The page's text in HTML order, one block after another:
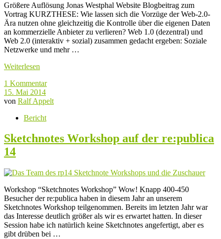
Größere Auflösung Jonas Westphal Website Blogbeitrag zum
Vortrag KURZTHESE: Wie lassen sich die Vorzüge der Web-2.0-
Ära nutzen ohne gleichzeitig die Kontrolle über die eigenen Daten
an kommerzielle Anbieter zu verlieren? Web 1.0 (dezentral) und
Web 2.0 (interaktiv + sozial) zusammen gedacht ergeben: Soziale
Netzwerke und mehr …
Weiterlesen
1 Kommentar
15. Mai 2014
von Ralf Appelt
Bericht
Sketchnotes Workshop auf der re:publica
14
Workshop “Sketchnotes Workshop” Wow! Knapp 400-450
Besucher der re:publica haben in diesem Jahr an unserem
Sketchnotes Workshop teilgenommen. Bereits im letzten Jahr war
das Interesse deutlich größer als wir es erwartet hatten. In dieser
Session habe ich natürlich keine Sketchnotes angefertigt, aber es
gibt drüben bei …